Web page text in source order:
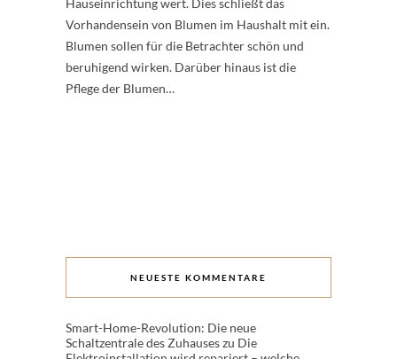
Vorhandensein von Blumen im Haushalt mit ein.
Blumen sollen für die Betrachter schön und
beruhigend wirken. Darüber hinaus ist die
Pflege der Blumen…
NEUESTE KOMMENTARE
Smart-Home-Revolution: Die neue
Schaltzentrale des Zuhauseszu Die